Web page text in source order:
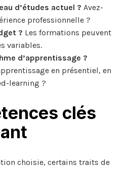
d’études actuel ? Avez-
professionnelle ?
? Les formations peuvent
variables.
d’apprentissage ?
en présentiel, en
learning ?
clés
choisie, certains traits de